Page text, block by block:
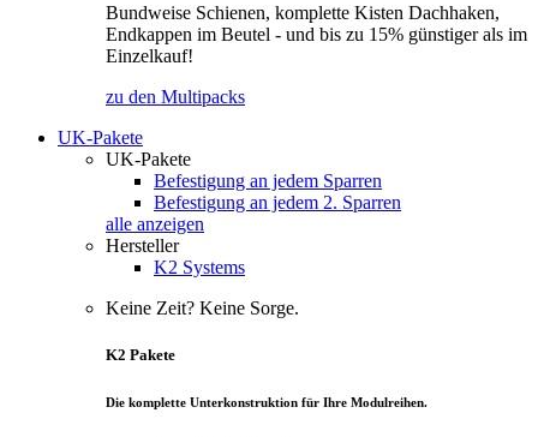
Bundweise Schienen, komplette Kisten Dachhaken,
Endkappen im Beutel - und bis zu 15% günstiger als im
Einzelkauf!
zu den Multipacks
UK-Pakete
UK-Pakete
Befestigung an jedem Sparren
Befestigung an jedem 2. Sparren
alle anzeigen
Hersteller
K2 Systems
Keine Zeit? Keine Sorge.
K2 Pakete
Die komplette Unterkonstruktion für Ihre Modulreihen.